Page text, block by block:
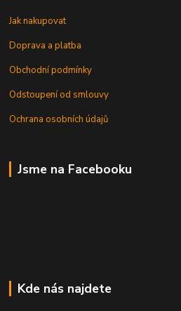
Jak nakupovat
Doprava a platba
Obchodní podmínky
Odstoupení od smlouvy
Ochrana osobních údajů
Jsme na Facebooku
Kde nás najdete